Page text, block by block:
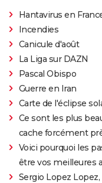
Hantavirus en
Incendies
Canicule d'août
La Liga sur DAZN
Pascal Obispo
Guerre en Iran
Carte de l'éclipse
Ce sont les plus
cache forcément
Voici pourquoi les
être vos meilleures
Sergio Lopez